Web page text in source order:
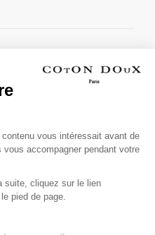
Coton Doux : nouvelles
privées...
vous intéressait avant de
accompagner pendant votre
suite, cliquez sur le lien
pied de page.